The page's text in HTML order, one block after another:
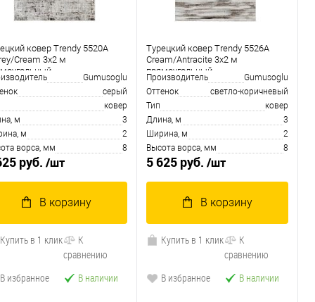
ковер Trendy 5520A
Cream 3x2 м
Gumusoglu
серый
ковер
м
3
м
2
ворса, мм
8
руб. /шт
В корзину
Купить в 1 клик
К
сравнению
В избранное
В наличии
Турецкий ковер Trendy 5526A
Cream/Antracite 3x2 м
прямоугольный
Производитель
Gumusoglu
Оттенок
светло-коричневый
Тип
ковер
Длина, м
3
Ширина, м
2
Высота ворса, мм
8
5 625 руб. /шт
В корзину
Купить в 1 клик
К
сравнению
В избранное
В наличии